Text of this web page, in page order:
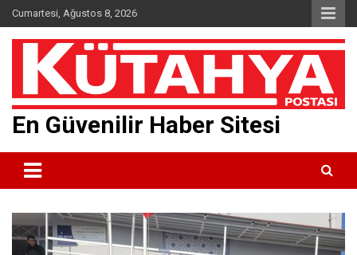
Skip
to
content
Cumartesi, Ağustos 8, 2026
En Güvenilir Haber Sitesi